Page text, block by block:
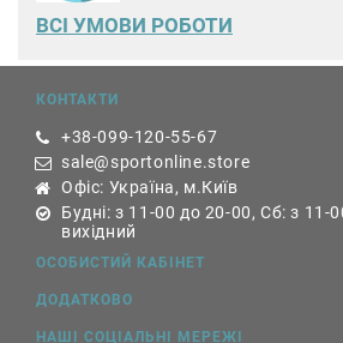
ВСІ УМОВИ РОБОТИ
КОНТАКТИ
+38-099-120-55-67
sale@sportonline.store
Офіс: Україна, м.Київ
Будні: з 11-00 до 20-00, Сб: з 11-
вихідний
ОСОБИСТИЙ КАБІНЕТ
ДОДАТКОВО
НАШІ СОЦІАЛЬНІ МЕРЕЖІ